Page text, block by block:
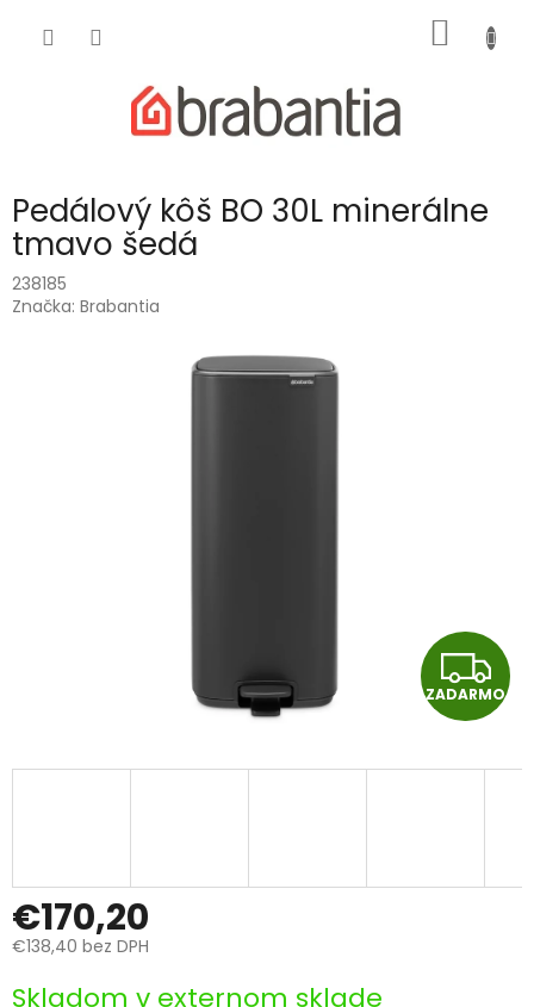
KOŠÍK
Pedálový kôš BO 30L minerálne
tmavo šedá
238185
Značka: Brabantia
Z
A
D
ZADARMO
€170,20
€138,40 bez DPH
Skladom v externom sklade